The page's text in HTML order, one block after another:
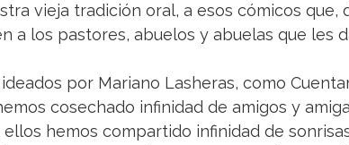
vieja tradición oral, a esos cómicos que,
a los pastores, abuelos y abuelas que les
por Mariano Lasheras, como
cosechado infinidad de amigos y
hemos compartido infinidad de